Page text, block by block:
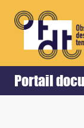
Portail
Accueil Retour